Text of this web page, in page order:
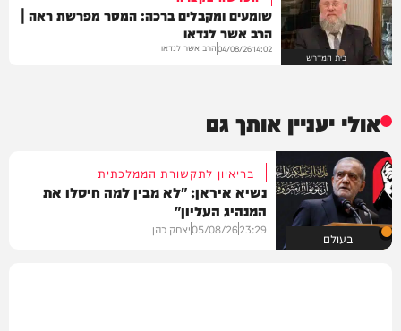
בית המדרש
שומעים ומקבלים ברכה: המסר מפרשת ראה |
הרב אשר לנדאו
14:02
04/08/26הרב אשר לנדאו
אולי יעניין אותך גם
בעולם
בריאיון לתקשורת הממלכתית
נשיא איראן: "לא מבין למה חיסלו את
המנהיג העליון"
23:29
05/08/26יצחק כהן